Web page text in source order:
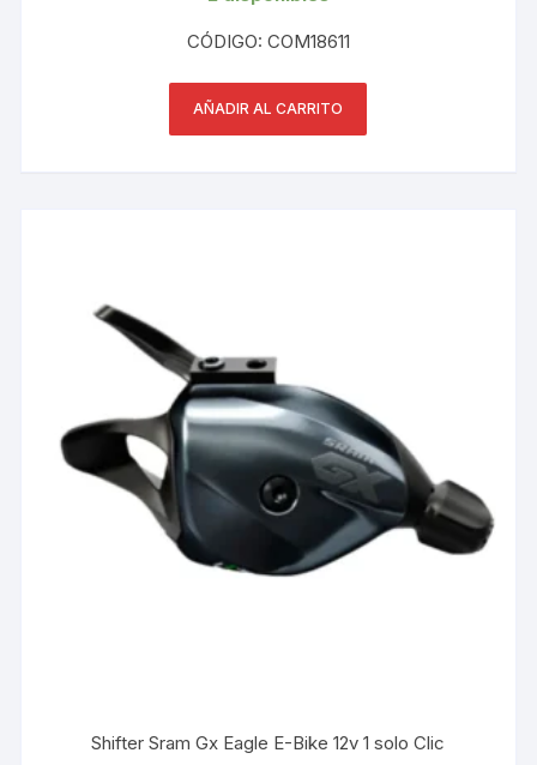
S/ 85.00. S/ 75.00.
CÓDIGO: COM18611
AÑADIR AL CARRITO
Shifter Sram Gx Eagle E-Bike 12v 1 solo Clic